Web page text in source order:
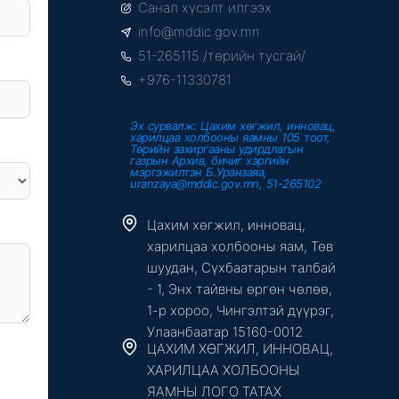
b
o
t
r
u
e
Санал хүсэлт илгээх
info@mddic.gov.mn
51-265115 /төрийн тусгай/
+976-11330781
Эх сурвалж: Цахим хөгжил, инновац,
харилцаа холбооны яамны 105 тоот,
Төрийн захиргааны удирдлагын
газрын Архив, бичиг хэргийн
мэргэжилтэн Б.Уранзаяа,
uranzaya@mddic.gov.mn, 51-265102
Цахим хөгжил, инновац,
харилцаа холбооны яам, Төв
шуудан, Сүхбаатарын талбай
- 1, Энх тайвны өргөн чөлөө,
1-р хороо, Чингэлтэй дүүрэг,
Улаанбаатар 15160-0012
ЦАХИМ ХӨГЖИЛ, ИННОВАЦ,
ХАРИЛЦАА ХОЛБООНЫ
ЯАМНЫ ЛОГО ТАТАХ